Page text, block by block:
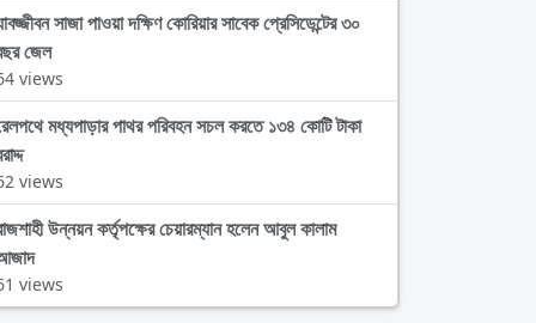
সাজা পাওয়া দক্ষিণ কোরিয়ার সাবেক প্রেসিডেন্টের ৩০
জেল
views
মধ্যপাড়ার পাথর পরিবহন সচল করতে ১৩৪ কোটি টাকা
views
উন্নয়ন কর্তৃপক্ষের চেয়ারম্যান হলেন আবুল কালাম
views